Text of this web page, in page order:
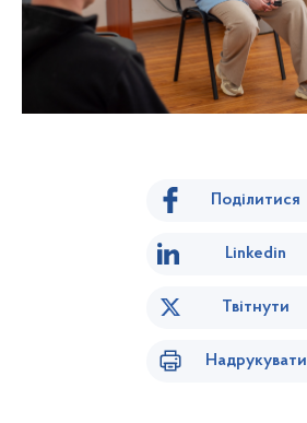
Поділитися
Linkedin
Твітнути
Надрукувати